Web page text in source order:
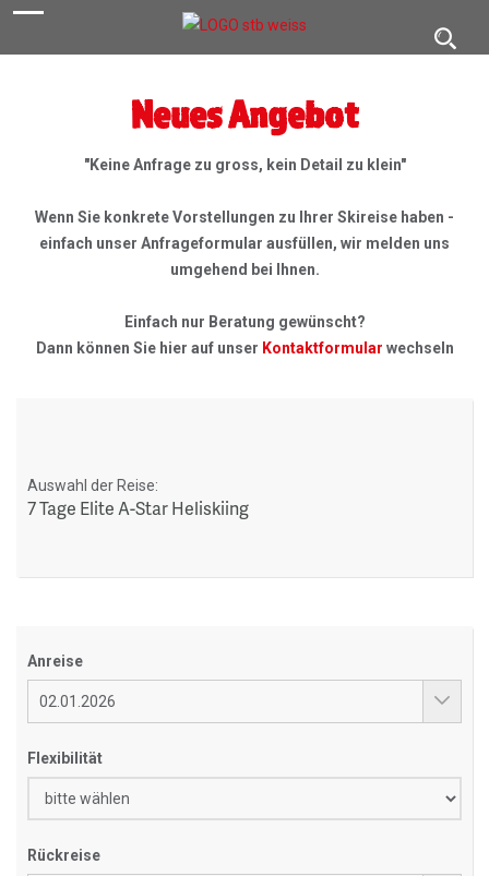
Neues Angebot
"Keine Anfrage zu gross, kein Detail zu klein"
Wenn Sie konkrete Vorstellungen zu Ihrer Skireise haben -
einfach unser Anfrageformular ausfüllen, wir melden uns
umgehend bei Ihnen.
Einfach nur Beratung gewünscht?
Dann können Sie hier auf unser Kontaktformular wechseln
Auswahl der Reise:
7 Tage Elite A-Star Heliskiing
Anreise
Flexibilität
Rückreise